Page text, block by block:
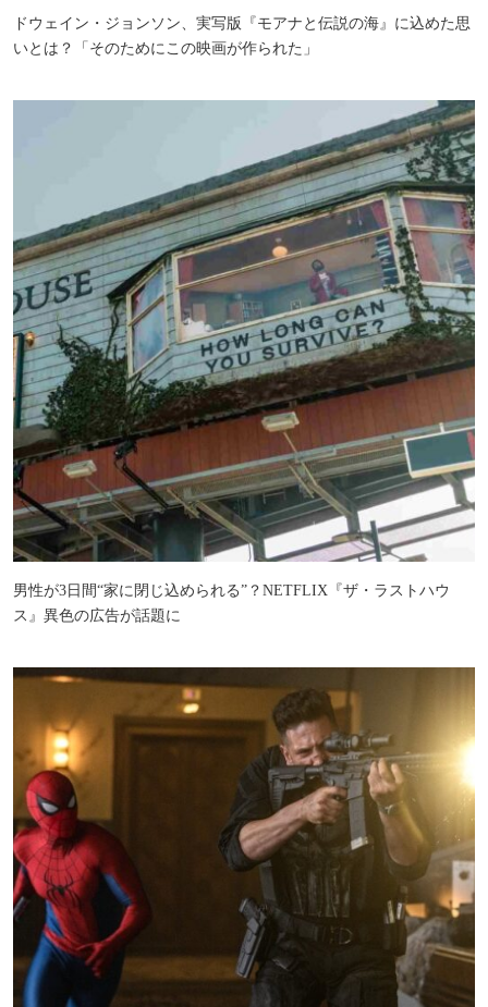
ドウェイン・ジョンソン、実写版『モアナと伝説の海』に込めた思
いとは？「そのためにこの映画が作られた」
男性が3日間“家に閉じ込められる”？NETFLIX『ザ・ラストハウ
ス』異色の広告が話題に